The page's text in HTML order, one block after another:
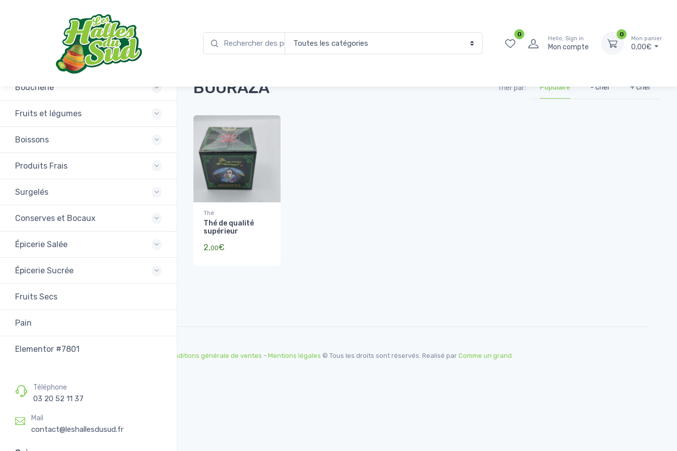
0
Hello, Sign in
Mon compte
0
Mon panier
0,00€
Promotions
Boucherie
Fruits et légumes
Boissons
Produits Frais
Surgelés
Conserves et Bocaux
Épicerie Salée
Épicerie Sucrée
Fruits Secs
Pain
Elementor #7801
Téléphone
03 20 52 11 37
Mail
contact@leshallesdusud.fr
BOURAZA Trier par: Populaire - cher + cher
Thé
Thé de qualité
supérieur
2,00€
Conditions générale de ventes - Mentions légales © Tous les droits sont réservés. Realisé par Comme un grand